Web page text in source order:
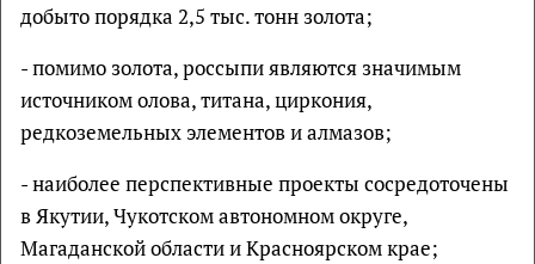
добыто порядка 2,5 тыс. тонн золота;
- помимо золота, россыпи являются значимым
источником олова, титана, циркония,
редкоземельных элементов и алмазов;
- наиболее перспективные проекты сосредоточены
в Якутии, Чукотском автономном округе,
Магаданской области и Красноярском крае;